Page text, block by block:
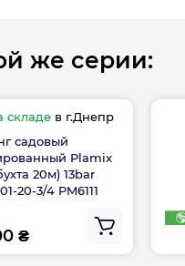
5 bar
токсичных веществ
на
3 года при соблюдении
же серии:
складе в г.Днепр
садовый
Plamix
20м) 13bar
20-3/4 PM6111
₴